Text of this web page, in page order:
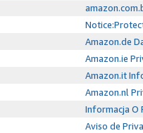
Amazon.de
Amazon.ie
Amazon.it
Amazon.nl
Informacja O
Aviso de